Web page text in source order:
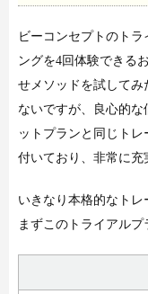
ビーコンセプトのト
ングを4回体験できる
せメソッドを試して
ないですが、良心的
ットプランと同じト
付いており、非常に充
いきなり本格的なトレ
まずこのトライアルプ